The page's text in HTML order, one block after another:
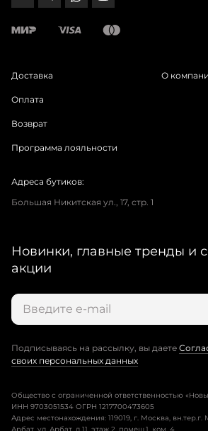
Доставка
Оплата
Возврат
Программа лояльности
О
Адреса бутиков:
Большая Никитская ул., 17, стр. 1
Новинки, главные тренды и
акции
Подписываясь на рассылку, вы даете
своих персональных данных
Общество с ограниченной ответственностью
ИНН 9703051534 ОГРН 1217700473605
Адрес местонахождения: 119019, г. Москва,
Арбат, ул. Арбат, д.11, этаж 2, помещ.1, ком. 4.